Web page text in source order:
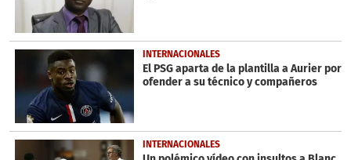
INTERNACIONALES
El PSG aparta de la plantilla a Aurier por
ofender a su técnico y compañeros
INTERNACIONALES